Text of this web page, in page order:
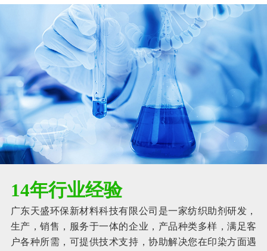
14年行业经验
广东天盛环保新材料科技有限公司是一家纺织助剂研发，
生产，销售，服务于一体的企业，产品种类多样，满足客
户各种所需，可提供技术支持，协助解决您在印染方面遇